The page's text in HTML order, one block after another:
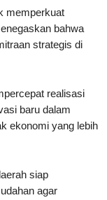
memperkuat
bahwa
strategis di
realisasi
baru dalam
ekonomi yang lebih
siap
agar